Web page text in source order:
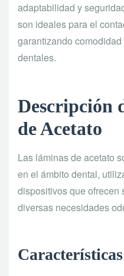
adaptabilidad y
son ideales para el
garantizando
dentales.
Descripción
de Acetato
Las láminas de acetato
en el ámbito dental,
dispositivos que ofrecen
diversas necesidades